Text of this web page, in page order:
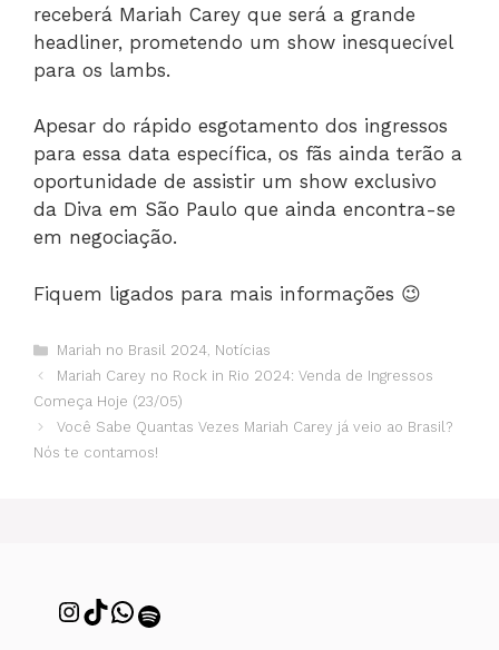
receberá Mariah Carey que será a grande
headliner, prometendo um show inesquecível
para os lambs.
Apesar do rápido esgotamento dos ingressos
para essa data específica, os fãs ainda terão a
oportunidade de assistir um show exclusivo
da Diva em São Paulo que ainda encontra-se
em negociação.
Fiquem ligados para mais informações 😉
Mariah no Brasil 2024, Notícias
Mariah Carey no Rock in Rio 2024: Venda de Ingressos
Começa Hoje (23/05)
Você Sabe Quantas Vezes Mariah Carey já veio ao Brasil?
Nós te contamos!